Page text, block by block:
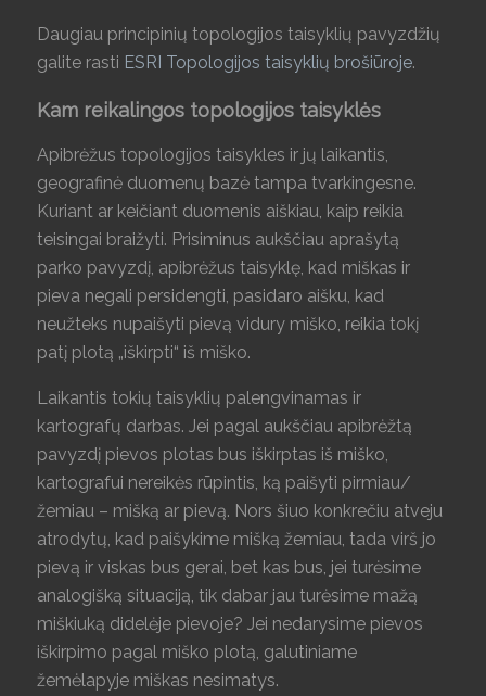
Daugiau principinių topologijos taisyklių pavyzdžių
galite rasti ESRI Topologijos taisyklių brošiūroje.
Kam reikalingos topologijos taisyklės
Apibrėžus topologijos taisykles ir jų laikantis,
geografinė duomenų bazė tampa tvarkingesne.
Kuriant ar keičiant duomenis aiškiau, kaip reikia
teisingai braižyti. Prisiminus aukščiau aprašytą
parko pavyzdį, apibrėžus taisyklę, kad miškas ir
pieva negali persidengti, pasidaro aišku, kad
neužteks nupaišyti pievą vidury miško, reikia tokį
patį plotą „iškirpti“ iš miško.
Laikantis tokių taisyklių palengvinamas ir
kartografų darbas. Jei pagal aukščiau apibrėžtą
pavyzdį pievos plotas bus iškirptas iš miško,
kartografui nereikės rūpintis, ką paišyti pirmiau/
žemiau – mišką ar pievą. Nors šiuo konkrečiu atveju
atrodytų, kad paišykime mišką žemiau, tada virš jo
pievą ir viskas bus gerai, bet kas bus, jei turėsime
analogišką situaciją, tik dabar jau turėsime mažą
miškiuką didelėje pievoje? Jei nedarysime pievos
iškirpimo pagal miško plotą, galutiniame
žemėlapyje miškas nesimatys.